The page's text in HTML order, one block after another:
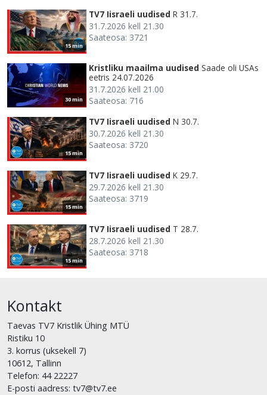
15 min
TV7 Iisraeli uudised R 31.7.
31.7.2026 kell 21.30
Saateosa: 3721
30 min
Kristliku maailma uudised Saade oli USAs
eetris 24.07.2026
31.7.2026 kell 21.00
Saateosa: 716
15 min
TV7 Iisraeli uudised N 30.7.
30.7.2026 kell 21.30
Saateosa: 3720
15 min
TV7 Iisraeli uudised K 29.7.
29.7.2026 kell 21.30
Saateosa: 3719
15 min
TV7 Iisraeli uudised T 28.7.
28.7.2026 kell 21.30
Saateosa: 3718
Kontakt
Taevas TV7 Kristlik Ühing MTÜ
Ristiku 10
3. korrus (uksekell 7)
10612, Tallinn
Telefon: 44 22227
E-posti aadress: tv7@tv7.ee